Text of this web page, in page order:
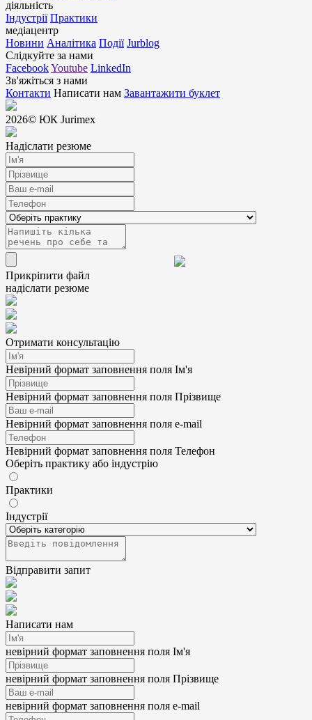
діяльність
Індустрії Практики
медіацентр
Новини Аналітика Події Jurblog
Слідкуйте за нами
FacebookYoutube LinkedIn
Зв'яжіться з нами
Контакти Написати нам Завантажити буклет
2026© ЮК Jurimex
Надіслати резюме
Прикріпити файл
надіслати резюме
Отримати консультацію
Невірний формат заповнення поля Ім'я
Невірний формат заповнення поля Прізвище
Невірний формат заповнення поля e-mail
Невірний формат заповнення поля Телефон
Оберіть практику або індустрію
Практики
Індустрії
Відправити запит
Написати нам
невірний формат заповнення поля Ім'я
невірний формат заповнення поля Прізвище
невірний формат заповнення поля e-mail